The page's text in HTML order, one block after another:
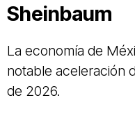
Sheinbaum
La economía de
notable aceleración
de 2026.